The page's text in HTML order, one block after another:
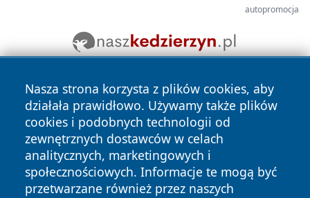
autopromocja
Nasza strona korzysta z plików cookies, aby
działała prawidłowo. Używamy także plików
cookies i podobnych technologii od
zewnętrznych dostawców w celach
analitycznych, marketingowych i
społecznościowych. Informacje te mogą być
przetwarzane również przez naszych
Copyright © 2026 jastrzebienews.pl Wszystkie prawa
zastrzeżone.